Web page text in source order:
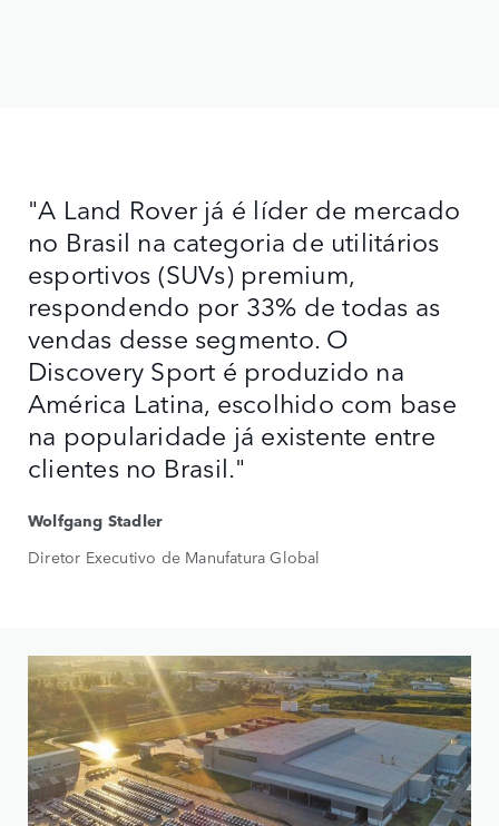
"A Land Rover já é líder de mercado
no Brasil na categoria de utilitários
esportivos (SUVs) premium,
respondendo por 33% de todas as
vendas desse segmento. O
Discovery Sport é produzido na
América Latina, escolhido com base
na popularidade já existente entre
clientes no Brasil."
Wolfgang Stadler
Diretor Executivo de Manufatura Global